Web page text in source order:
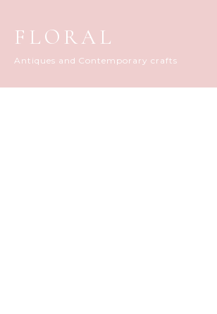
FLORAL
Antiques and Contemporary crafts